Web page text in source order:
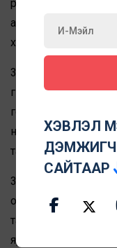
үүргээ ухамсарлан
алдахгүй, үр
харшлах үйл
3.3.3 Хорооны
гишүүдийн санаа
гомдол хэлэлцэх
нууцын чанд
тараахгүй.
3.3.4 Өөр бодол
олонхийн
талаар өөрийн
яриа, хов жив, хэрүүл
ХЭВЛЭЛ
ДЭМЖИГЧ
САЙТААР